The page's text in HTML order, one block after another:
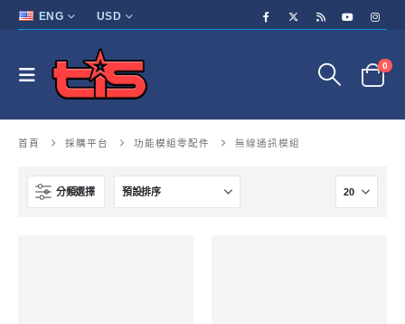
ENG USD
0
首頁 採購平台 功能模組零配件 無線通訊模組
分類選擇